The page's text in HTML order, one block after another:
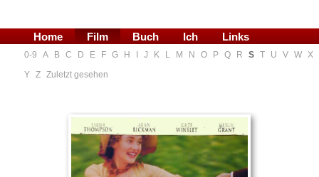
Home Film Buch Ich Links
0-9 A B C D E F G H J K L M N O P Q R S T U V W X
Y Z Zuletzt gesehen